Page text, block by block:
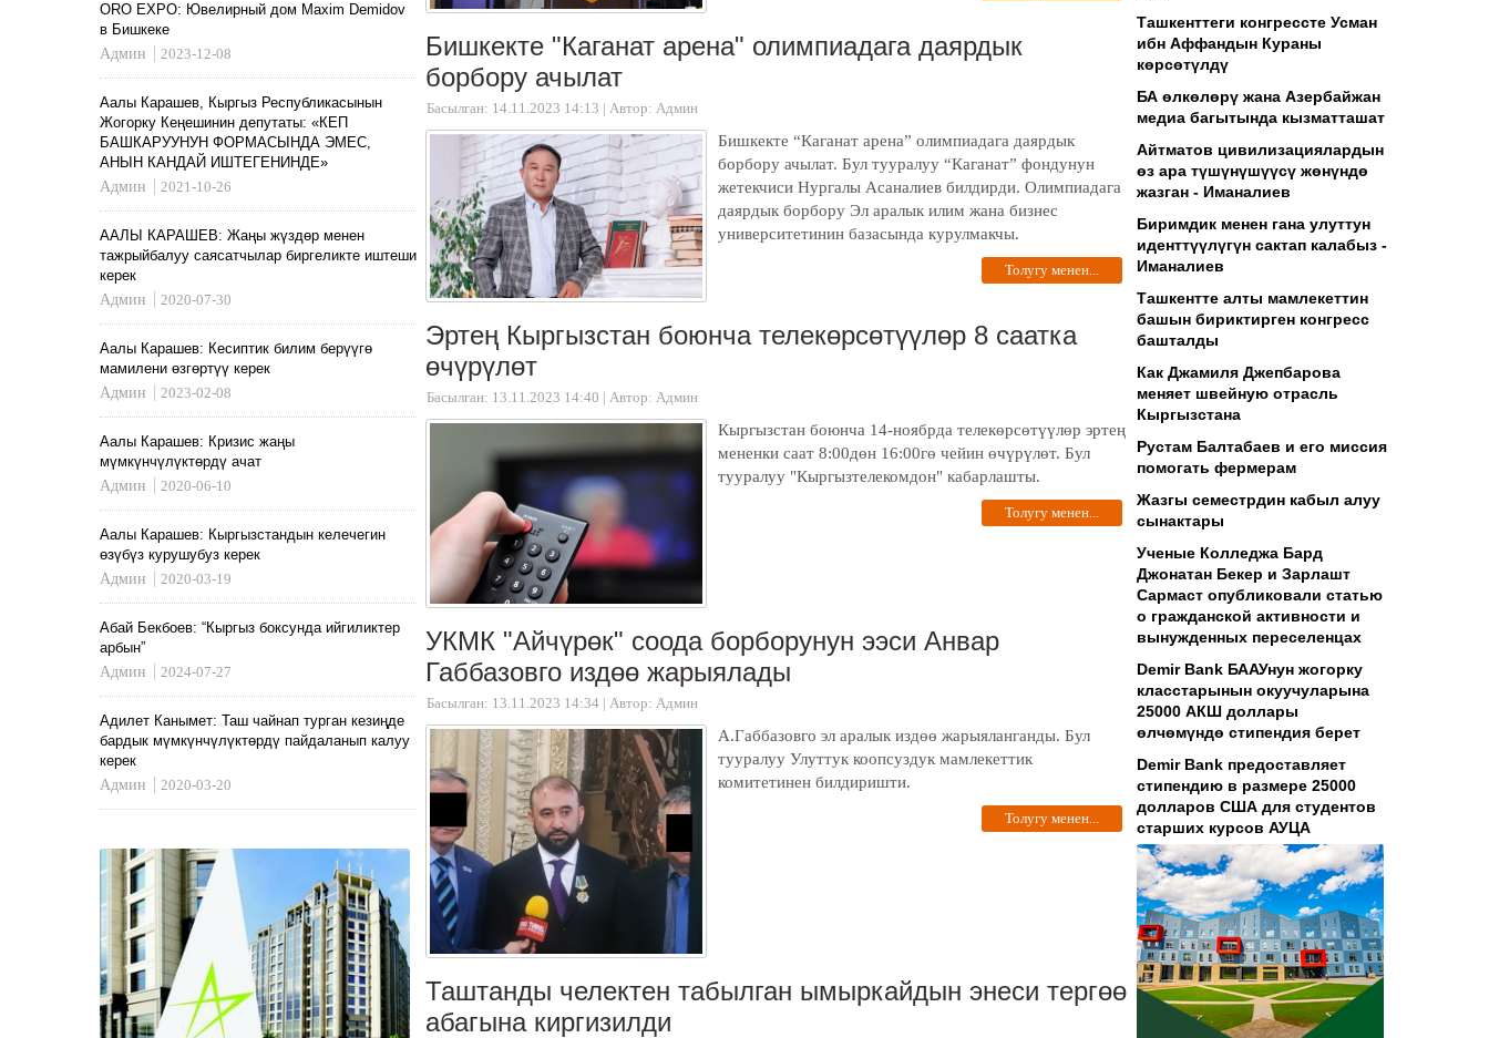
ORO EXPO: Ювелирный дом Maxim Demidov
в Бишкеке
Админ
2023-12-08
Аалы Карашев, Кыргыз Республикасынын
Жогорку Кеңешинин депутаты: «КЕП
БАШКАРУУНУН ФОРМАСЫНДА ЭМЕС,
АНЫН КАНДАЙ ИШТЕГЕНИНДЕ»
Админ
2021-10-26
ААЛЫ КАРАШЕВ: Жаңы жүздөр менен
тажрыйбалуу саясатчылар биргеликте иштеши
керек
Админ
2020-07-30
Аалы Карашев: Кесиптик билим берүүгө
мамилени өзгөртүү керек
Админ
2023-02-08
Аалы Карашев: Кризис жаңы
мүмкүнчүлүктөрдү ачат
Админ
2020-06-10
Аалы Карашев: Кыргызстандын келечегин
өзүбүз курушубуз керек
Админ
2020-03-19
Абай Бекбоев: “Кыргыз боксунда ийгиликтер
арбын”
Админ
2024-07-27
Адилет Канымет: Таш чайнап турган кезиңде
бардык мүмкүнчүлүктөрдү пайдаланып калуу
керек
Админ
2020-03-20
Бишкекте "Каганат арена" олимпиадага даярдык
борбору ачылат
Басылган: 14.11.2023 14:13 | Автор: Админ
Бишкекте “Каганат арена” олимпиадага даярдык
борбору ачылат. Бул тууралуу “Каганат” фондунун
жетекчиси Нургалы Асаналиев билдирди. Олимпиадага
даярдык борбору Эл аралык илим жана бизнес
университетинин базасында курулмакчы.
Толугу менен...
Эртең Кыргызстан боюнча телекөрсөтүүлөр 8 саатка
өчүрүлөт
Басылган: 13.11.2023 14:40 | Автор: Админ
Кыргызстан боюнча 14-ноябрда телекөрсөтүүлөр эртең
мененки саат 8:00дөн 16:00гө чейин өчүрүлөт. Бул
тууралуу "Кыргызтелекомдон" кабарлашты.
Толугу менен...
УКМК "Айчүрөк" соода борборунун ээси Анвар
Габбазовго издөө жарыялады
Басылган: 13.11.2023 14:34 | Автор: Админ
А.Габбазовго эл аралык издөө жарыяланганды. Бул
тууралуу Улуттук коопсуздук мамлекеттик
комитетинен билдиришти.
Толугу менен...
Таштанды челектен табылган ымыркайдын энеси тергөө
абагына киргизилди
Ташкенттеги конгрессте Усман
ибн Аффандын Кураны
көрсөтүлдү
БА өлкөлөрү жана Азербайжан
медиа багытында кызматташат
Айтматов цивилизациялардын
өз ара түшүнүшүүсү жөнүндө
жазган - Иманалиев
Биримдик менен гана улуттун
иденттүүлүгүн сактап калабыз -
Иманалиев
Ташкентте алты мамлекеттин
башын бириктирген конгресс
башталды
Как Джамиля Джепбарова
меняет швейную отрасль
Кыргызстана
Рустам Балтабаев и его миссия
помогать фермерам
Жазгы семестрдин кабыл алуу
сынактары
Ученые Колледжа Бард
Джонатан Бекер и Зарлашт
Сармаст опубликовали статью
о гражданской активности и
вынужденных переселенцах
Demir Bank БААУнун жогорку
класстарынын окуучуларына
25000 АКШ доллары
өлчөмүндө стипендия берет
Demir Bank предоставляет
стипендию в размере 25000
долларов США для студентов
старших курсов АУЦА